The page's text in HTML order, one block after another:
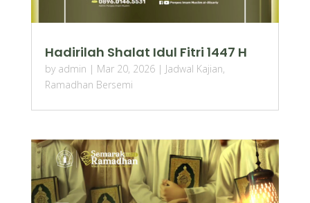
Hadirilah Shalat Idul Fitri 1447 H
by admin | Mar 20, 2026| Jadwal Kajian,
Ramadhan Bersemi